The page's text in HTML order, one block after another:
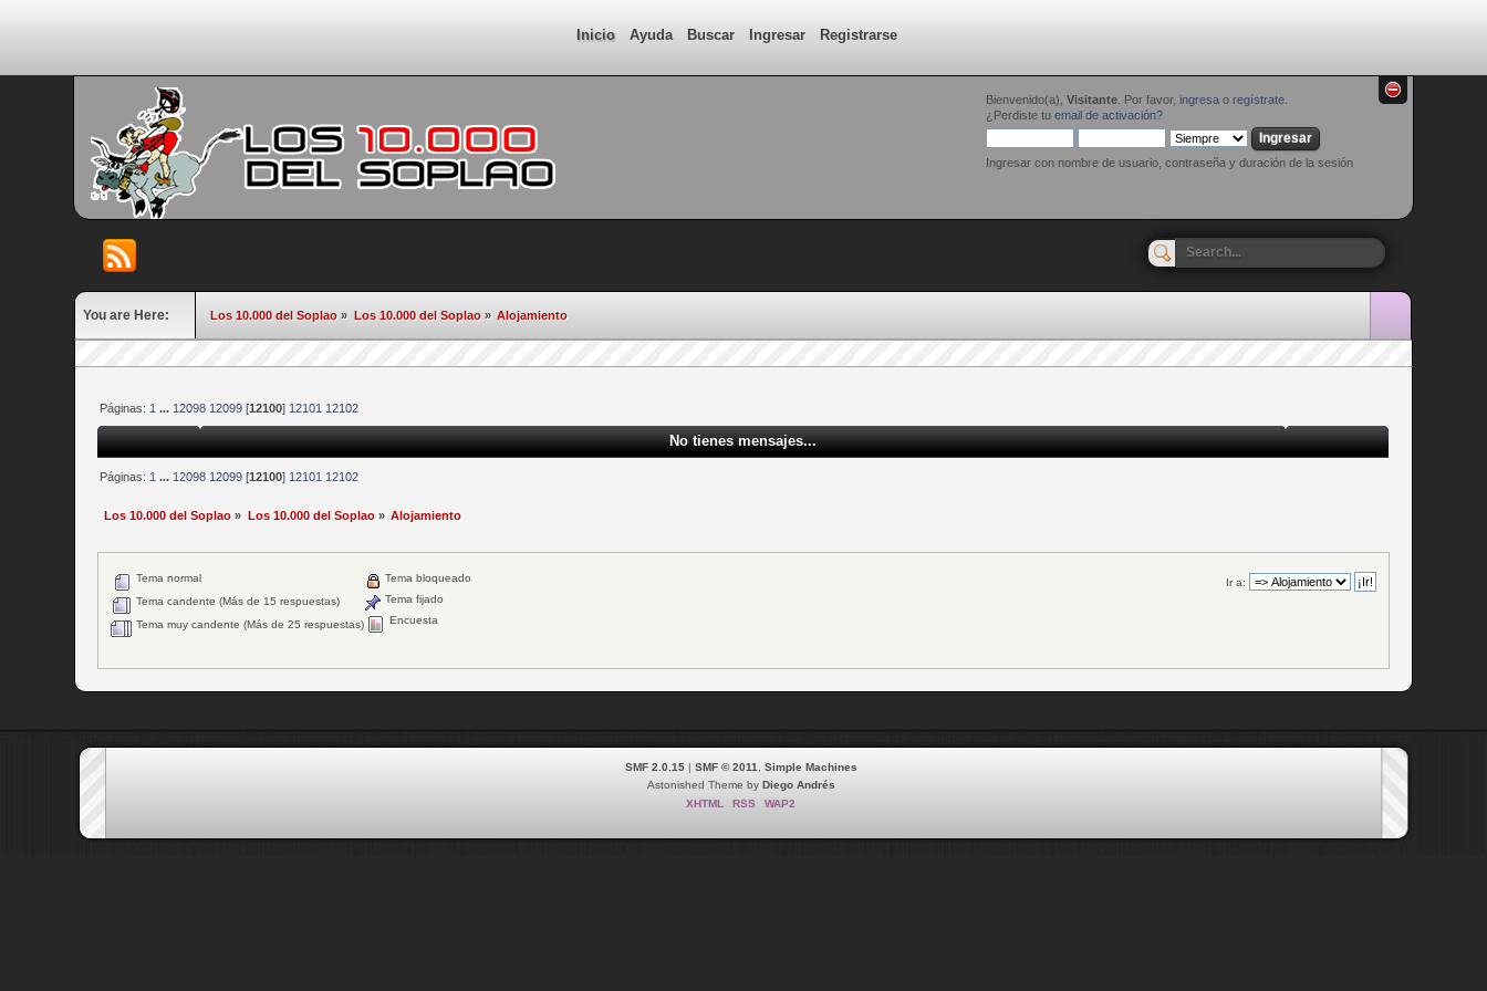
Inicio Ayuda Buscar Ingresar Registrarse
Bienvenido(a), Visitante. Por favor, ingresao regístrate.
¿Perdiste tu email de activación?
Ingresar con nombre de usuario, contraseña y duración de la sesión
You are Here: Los 10.000 del Soplao » Los 10.000 del Soplao» Alojamiento
Páginas: 1 ... 12098 12099 [12100] 12101 12102
No tienes mensajes...
Páginas: 1 ... 12098 12099 [12100] 12101 12102
Los 10.000 del Soplao » Los 10.000 del Soplao» Alojamiento
Ir a:
Tema normal
Tema candente (Más de 15 respuestas)
Tema muy candente (Más de 25 respuestas)
Tema bloqueado
Tema fijado
Encuesta
SMF 2.0.15| SMF © 2011
Simple Machines
Astonished Theme by Diego Andrés
XHTML
RSS WAP2